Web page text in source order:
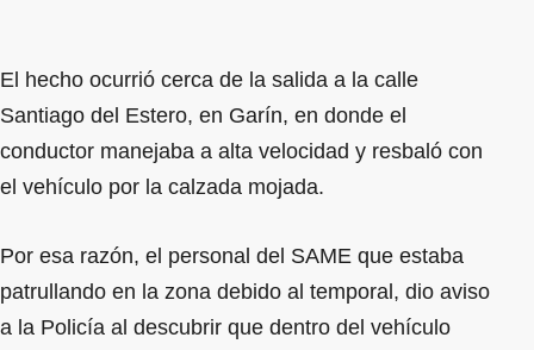
El hecho ocurrió cerca de la salida a la calle
Santiago del Estero, en Garín, en donde el
conductor manejaba a alta velocidad y resbaló con
el vehículo por la calzada mojada.
Por esa razón, el personal del SAME que estaba
patrullando en la zona debido al temporal, dio aviso
a la Policía al descubrir que dentro del vehículo